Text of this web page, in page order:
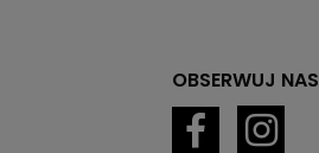
OBSERWUJ NAS